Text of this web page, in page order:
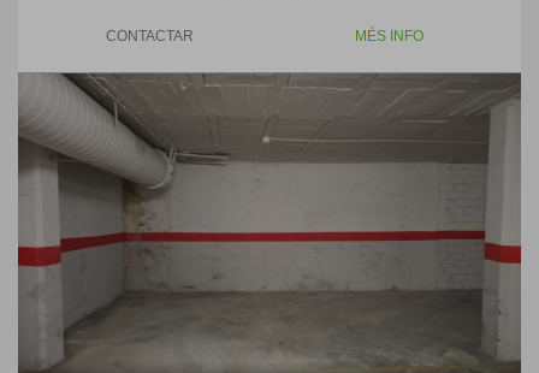
CONTACTAR MÉS INFO